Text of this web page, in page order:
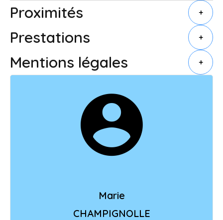
Proximités +
Prestations +
Mentions légales +
Marie
CHAMPIGNOLLE